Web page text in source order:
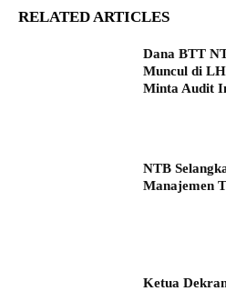
RELATED ARTICLES
Dana BTT
Muncul di
Minta Audit
NTB
Manajemen
Ketua